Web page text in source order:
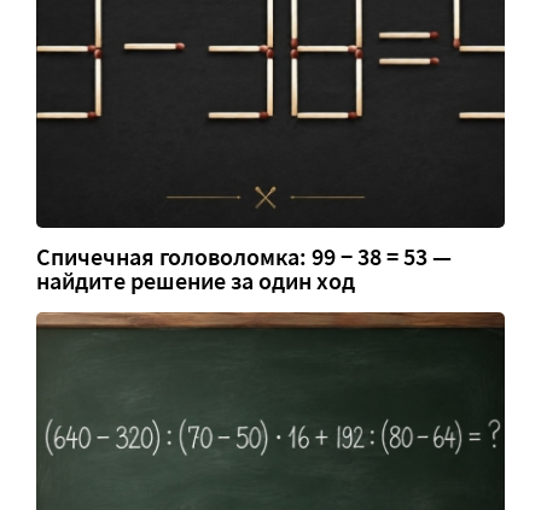
Спичечная головоломка: 99 − 38 = 53 —
найдите решение за один ход